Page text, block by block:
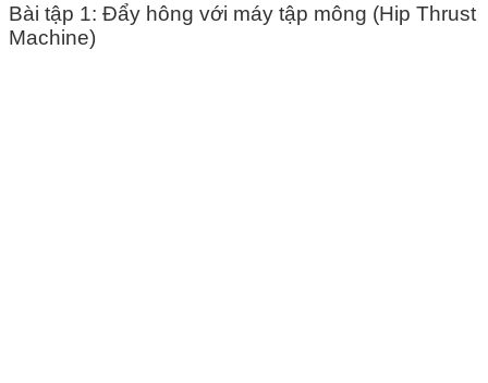
Bài tập 1: Đẩy hông với máy tập mông (Hip Thrust
Machine)